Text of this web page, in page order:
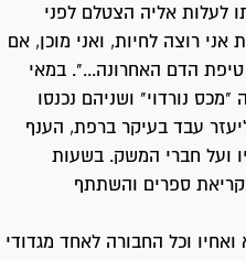
לעלות אליה הצטלם לפני
רוצה לחיות, ואני מוכן, אם
הדם האחרונה...". במאי
"מכס נורדוי" ושניהם נכנסו
עבד בעיקר ברפת, הענף
ועל חברי המשק. בשעות
ספרים והשתתף
וכל החבורה לאחד מגדודי